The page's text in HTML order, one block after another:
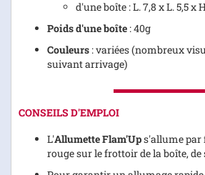
d'une boîte : L. 7,8 x L. 5,5 x
Poids d'une boîte : 40g
Couleurs : variées (nombreux
suivant arrivage)
CONSEILS D'EMPLOI
L'Allumette Flam'Ups'allume
rouge sur le frottoir de la boîte,